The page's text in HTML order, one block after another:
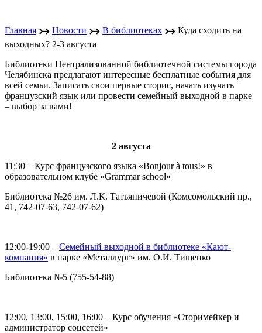
Главная ↣ Новости ↣ В библиотеках ↣ Куда сходить на
выходных? 2-3 августа
Библиотеки Централизованной библиотечной системы города
Челябинска предлагают интересные бесплатные события для
всей семьи. Записать свои первые сторис, начать изучать
французский язык или провести семейный выходной в парке
– выбор за вами!
2 августа
11:30 – Курс французского языка «Bonjour à tous!» в
образовательном клубе «Grammar school»
Библиотека №26 им. Л.К. Татьяничевой (Комсомольский пр.,
41, 742-07-63, 742-07-62)
12:00-19:00 – Семейный выходной в библиотеке «Кают-
компания» в парке «Металлург» им. О.И. Тищенко
Библиотека №5 (755-54-88)
12:00, 13:00, 15:00, 16:00 – Курс обучения «Сторимейкер и
администратор соцсетей»